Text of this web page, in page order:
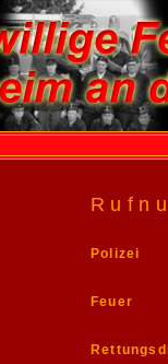
Polizei
Feuer